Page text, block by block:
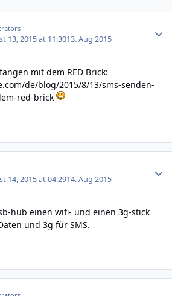
13, 2015 at 11:3013. Aug 2015
mit dem RED Brick:
de/blog/2015/8/13/sms-senden-
red-brick
14, 2015 at 04:2914. Aug 2015
hub einen wifi- und einen 3g-stick
und 3g für SMS.